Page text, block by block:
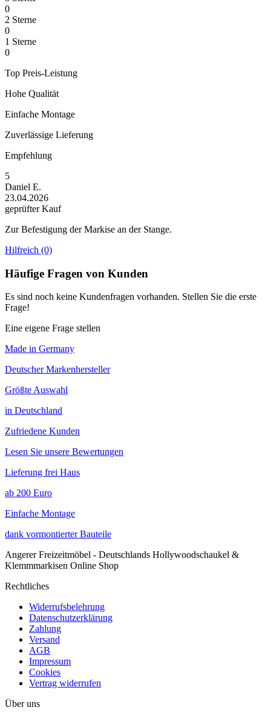
0
2 Sterne
0
1 Sterne
0
Top Preis-Leistung
Hohe Qualität
Einfache Montage
Zuverlässige Lieferung
Empfehlung
5
Daniel E.
23.04.2026
geprüfter Kauf
Zur Befestigung der Markise an der Stange.
Hilfreich (0)
Häufige Fragen von Kunden
Es sind noch keine Kundenfragen vorhanden. Stellen Sie die erste
Frage!
Eine eigene Frage stellen
Made in Germany
Deutscher Markenhersteller
Größte Auswahl
in Deutschland
Zufriedene Kunden
Lesen Sie unsere Bewertungen
Lieferung frei Haus
ab 200 Euro
Einfache Montage
dank vormontierter Bauteile
Angerer Freizeitmöbel - Deutschlands Hollywoodschaukel &
Klemmmarkisen Online Shop
Rechtliches
Widerrufsbelehrung
Datenschutzerklärung
Zahlung
Versand
AGB
Impressum
Cookies
Vertrag widerrufen
Über uns